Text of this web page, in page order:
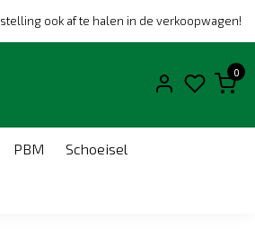
ook af te halen in de verkoopwagen!
0
PBM Schoeisel